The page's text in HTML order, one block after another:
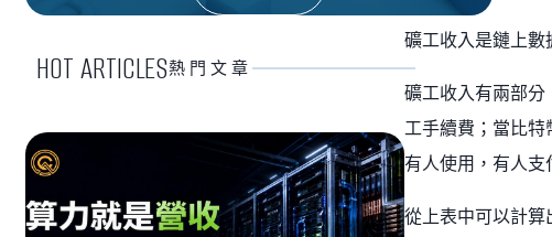
HOT ARTICLES熱門文章
礦工收入是鏈上數
礦工收入有兩部分
工手續費；當比
有人使用，有人支
從上表中可以計算